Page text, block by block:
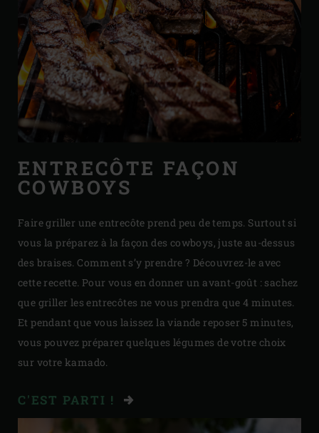
ENTRECÔTE FAÇON
COWBOYS
Faire griller une entrecôte prend peu de temps. Surtout si
vous la préparez à la façon des cowboys, juste au-dessus
des braises. Comment s’y prendre ? Découvrez-le avec
cette recette. Pour vous en donner un avant-goût : sachez
que griller les entrecôtes ne vous prendra que 4 minutes.
Et pendant que vous laissez la viande reposer 5 minutes,
vous pouvez préparer quelques légumes de votre choix
sur votre kamado.
C'EST PARTI !